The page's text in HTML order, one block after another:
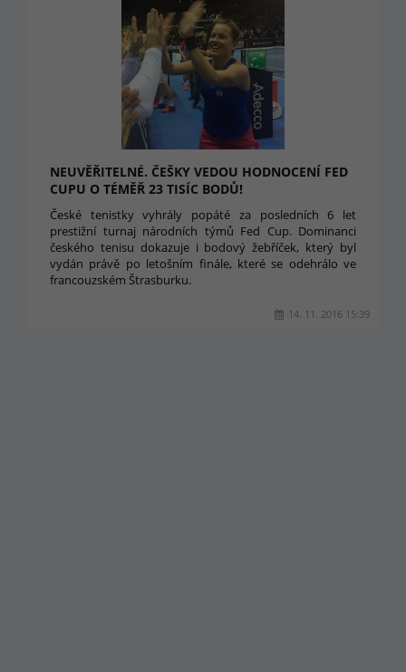
NEUVĚŘITELNÉ. ČEŠKY VEDOU HODNOCENÍ FED
CUPU O TÉMĚŘ 23 TISÍC BODŮ!
České tenistky vyhrály popáté za posledních 6 let
prestižní turnaj národních týmů Fed Cup. Dominanci
českého tenisu dokazuje i bodový žebříček, který byl
vydán právě po letošním finále, které se odehrálo ve
francouzském Štrasburku.
14. 11. 2016 15:39